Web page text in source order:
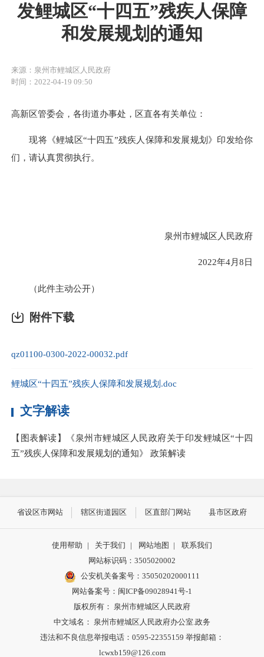
发鲤城区“十四五”残疾人保障
和发展规划的通知
来源：泉州市鲤城区人民政府
时间：2022-04-19 09:50
高新区管委会，各街道办事处，区直各有关单位：
现将《鲤城区“十四五”残疾人保障和发展规划》印发给你
们，请认真贯彻执行。
泉州市鲤城区人民政府
2022年4月8日
（此件主动公开）
附件下载
qz01100-0300-2022-00032.pdf
鲤城区“十四五”残疾人保障和发展规划.doc
文字解读
【图表解读】《泉州市鲤城区人民政府关于印发鲤城区“十四
五”残疾人保障和发展规划的通知》 政策解读
省设区市网站 辖区街道园区 区直部门网站 县市区政府
使用帮助 | 关于我们 | 网站地图 |
联系我们
网站标识码：3505020002
公安机关备案号：35050202000111
网站备案号：闽ICP备09028941号-1
版权所有： 泉州市鲤城区人民政府
中文域名： 泉州市鲤城区人民政府办公室.政务
违法和不良信息举报电话：0595-22355159 举报邮箱：
lcwxb159@126.com